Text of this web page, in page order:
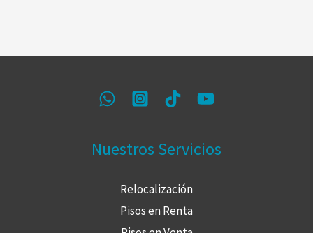
Nuestros Servicios
Relocalización
Pisos en Renta